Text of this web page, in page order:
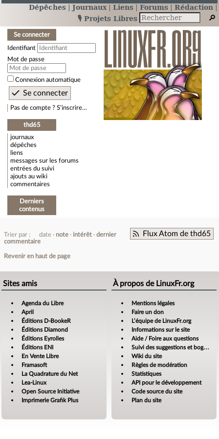
Dépêches Journaux Liens Forums
Rédaction
🎙️ Projets Libres
Se connecter
Identifiant
Mot de passe
Connexion automatique
Pas de compte ? S’inscrire…
thd65
journaux
dépêches
liens
messages sur les forums
entrées du suivi
ajouts au wiki
commentaires
Derniers
contenus
Flux Atom de thd65
Trier par : date note intérêt
dernier
commentaire
Revenir en haut de page
Sites amis
Agenda du Libre
April
Éditions D-BookeR
Éditions Diamond
Éditions Eyrolles
Éditions ENI
En Vente Libre
Framasoft
La Quadrature du Net
Lea-Linux
Open Source Initiative
Imprimerie Grafik Plus
À propos de LinuxFr.org
Mentions légales
Faire un don
L’équipe de LinuxFr.org
Informations sur le site
Aide / Foire aux questions
Suivi des suggestions et bogues
Wiki du site
Règles de modération
Statistiques
API pour le développement
Code source du site
Plan du site